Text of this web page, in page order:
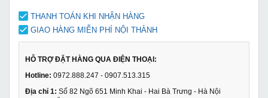
THANH TOÁN KHI NHẬN HÀNG
GIAO HÀNG MIỄN PHÍ NỘI THÀNH
HỖ TRỢ ĐẶT HÀNG QUA ĐIỆN THOẠI:
Hotline: 0972.888.247 - 0907.513.315
Địa chỉ 1: Số 82 Ngõ 651 Minh Khai - Hai Bà Trưng - Hà Nội